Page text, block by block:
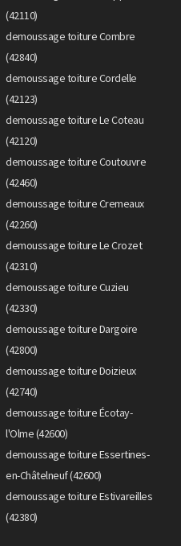
(42110)
demoussage toiture Combre
(42840)
demoussage toiture Cordelle
(42123)
demoussage toiture Le Coteau
(42120)
demoussage toiture Coutouvre
(42460)
demoussage toiture Cremeaux
(42260)
demoussage toiture Le Crozet
(42310)
demoussage toiture Cuzieu
(42330)
demoussage toiture Dargoire
(42800)
demoussage toiture Doizieux
(42740)
demoussage toiture Écotay-
l'Olme (42600)
demoussage toiture Essertines-
en-Châtelneuf (42600)
demoussage toiture Estivareilles
(42380)